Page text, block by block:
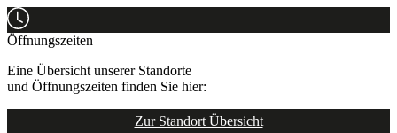
Öffnungszeiten
Eine Übersicht unserer Standorte
und Öffnungszeiten finden Sie hier:
Zur Standort Übersicht